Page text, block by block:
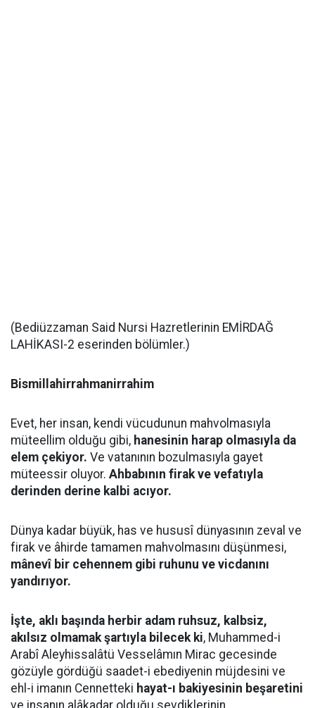
(Bediüzzaman Said Nursi Hazretlerinin EMİRDAĞ
LAHİKASI-2 eserinden bölümler.)
Bismillahirrahmanirrahim
Evet, her insan, kendi vücudunun mahvolmasıyla
müteellim olduğu gibi, hanesinin harap olmasıyla da
elem çekiyor. Ve vatanının bozulmasıyla gayet
müteessir oluyor. Ahbabının firak ve vefatıyla
derinden derine kalbi acıyor.
Dünya kadar büyük, has ve hususî dünyasının zeval ve
firak ve âhirde tamamen mahvolmasını düşünmesi,
mânevî bir cehennem gibi ruhunu ve vicdanını
yandırıyor.
İşte, aklı başında herbir adam ruhsuz, kalbsiz,
akılsız olmamak şartıyla bilecek ki, Muhammed-i
Arabî Aleyhissalâtü Vesselâmın Mirac gecesinde
gözüyle gördüğü saadet-i ebediyenin müjdesini ve
ehl-i imanın Cennetteki hayat-ı bakiyesinin beşaretini
ve insanın alâkadar olduğu sevdiklerinin